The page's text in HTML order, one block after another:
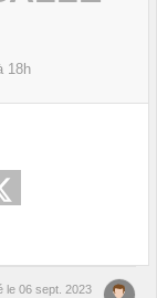
18h
le 06 sept. 2023